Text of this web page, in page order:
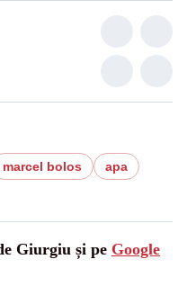
marcel bolos
apa
Giurgiu și pe Google